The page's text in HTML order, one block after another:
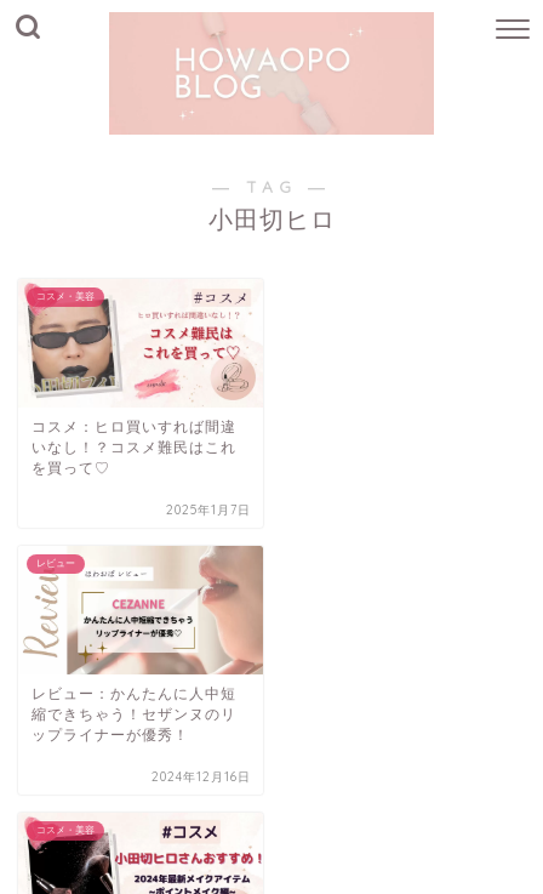
― TAG ―
小田切ヒロ
コスメ・美容
コスメ：ヒロ買いすれば間違
いなし！？コスメ難民はこれ
を買って♡
2025年1月7日
レビュー
レビュー：かんたんに人中短
縮できちゃう！セザンヌのリ
ップライナーが優秀！
2024年12月16日
コスメ・美容